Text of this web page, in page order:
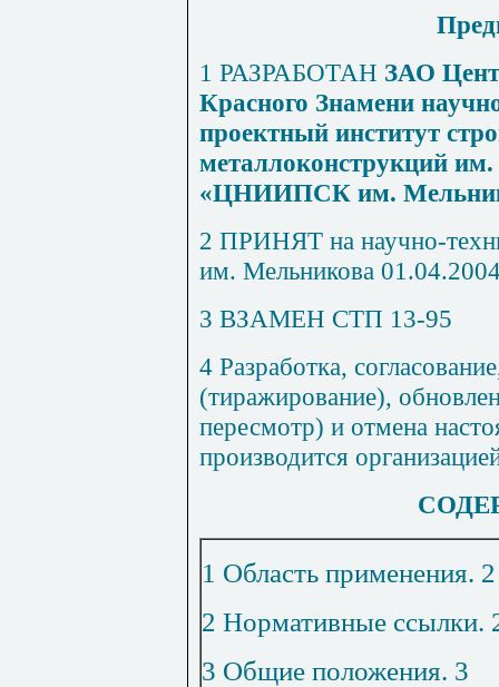
1 РАЗРАБОТАН ЗАО
Красного Знамени
проектный институт
металлоконструкций
«ЦНИИПСК им.
2 ПРИНЯТ на научно-
им. Мельникова
3 ВЗАМЕН СТП 13-95
4 Разработка,
(тиражирование),
пересмотр) и отмена
производится
1 Область применения. 2
2 Нормативные ссылки.
3 Общие положения. 3